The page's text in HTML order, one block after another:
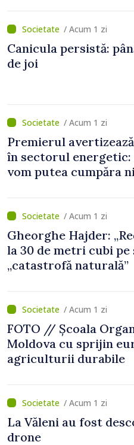
/ Acum 1 zi
Canicula persistă:
de joi
/ Acum 1 zi
Premierul
în sectorul energetic:
vom putea cumpăra
/ Acum 1 zi
Gheorghe Hajder:
la 30 de metri cubi pe
„catastrofă naturală”
/ Acum 1 zi
FOTO // Școala
Moldova cu sprijin
agriculturii durabile
/ Acum 1 zi
La Văleni au fost
drone